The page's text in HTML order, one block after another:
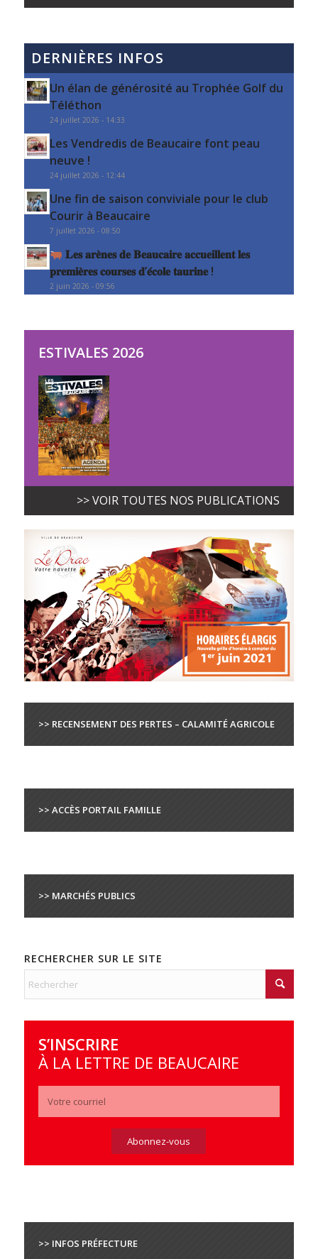
DERNIÈRES INFOS
Un élan de générosité au Trophée Golf du
Téléthon
24 juillet 2026 - 14:33
Les Vendredis de Beaucaire font peau
neuve !
24 juillet 2026 - 12:44
Une fin de saison conviviale pour le club
Courir à Beaucaire
7 juillet 2026 - 08:50
𝐋𝐞𝐬 𝐚𝐫𝐞̀𝐧𝐞𝐬 𝐝𝐞 𝐁𝐞𝐚𝐮𝐜𝐚𝐢𝐫𝐞 𝐚𝐜𝐜𝐮𝐞𝐢𝐥𝐥𝐞𝐧𝐭 𝐥𝐞𝐬
𝐩𝐫𝐞𝐦𝐢𝐞̀𝐫𝐞𝐬 𝐜𝐨𝐮𝐫𝐬𝐞𝐬 𝐝’𝐞́𝐜𝐨𝐥𝐞 𝐭𝐚𝐮𝐫𝐢𝐧𝐞 !
2 juin 2026 - 09:56
ESTIVALES 2026
>> VOIR TOUTES NOS PUBLICATIONS
>> RECENSEMENT DES PERTES – CALAMITÉ AGRICOLE
>> ACCÈS PORTAIL FAMILLE
>> MARCHÉS PUBLICS
RECHERCHER SUR LE SITE
S’INSCRIRE
À LA LETTRE DE BEAUCAIRE
>> INFOS PRÉFECTURE